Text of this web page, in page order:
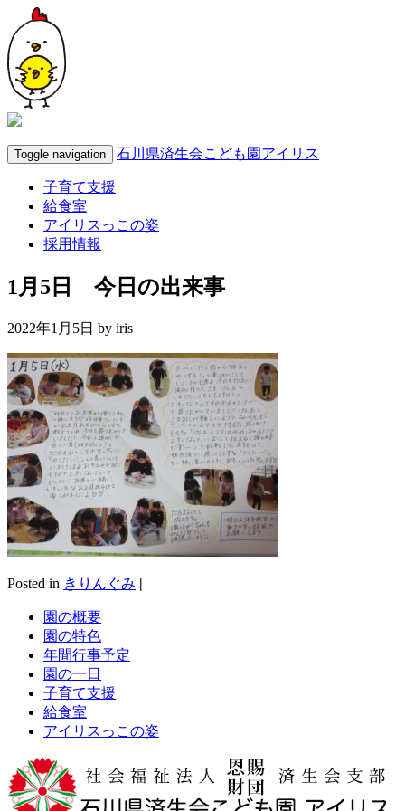
Toggle navigation 石川県済生会こども園アイリス
子育て支援
給食室
アイリスっこの姿
採用情報
1月5日 今日の出来事
2022年1月5日 by iris
Posted in きりんぐみ |
園の概要
園の特色
年間行事予定
園の一日
子育て支援
給食室
アイリスっこの姿